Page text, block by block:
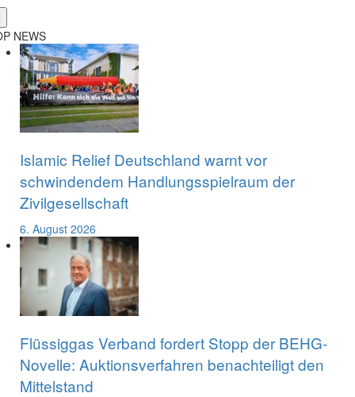
NEWS
Islamic Relief Deutschland warnt vor
schwindendem Handlungsspielraum der
Zivilgesellschaft
6. August 2026
Flüssiggas Verband fordert Stopp der BEHG-
Novelle: Auktionsverfahren benachteiligt den
Mittelstand